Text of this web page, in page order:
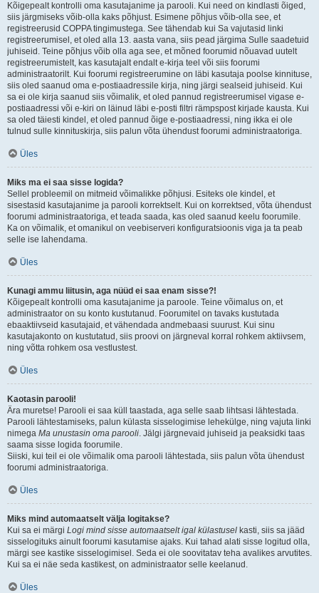
Kõigepealt kontrolli oma kasutajanime ja parooli. Kui need on kindlasti õiged,
siis järgmiseks võib-olla kaks põhjust. Esimene põhjus võib-olla see, et
registreerusid COPPA tingimustega. See tähendab kui Sa vajutasid linki
registreerumisel, et oled alla 13. aasta vana, siis pead järgima Sulle saadetuid
juhiseid. Teine põhjus võib olla aga see, et mõned foorumid nõuavad uutelt
registreerumistelt, kas kasutajalt endalt e-kirja teel või siis foorumi
administraatorilt. Kui foorumi registreerumine on läbi kasutaja poolse kinnituse,
siis oled saanud oma e-postiaadressile kirja, ning järgi sealseid juhiseid. Kui
sa ei ole kirja saanud siis võimalik, et oled pannud registreerumisel vigase e-
postiaadressi või e-kiri on läinud läbi e-posti filtri rämpspost kirjade kausta. Kui
sa oled täiesti kindel, et oled pannud õige e-postiaadressi, ning ikka ei ole
tulnud sulle kinnituskirja, siis palun võta ühendust foorumi administraatoriga.
Üles
Miks ma ei saa sisse logida?
Sellel probleemil on mitmeid võimalikke põhjusi. Esiteks ole kindel, et
sisestasid kasutajanime ja parooli korrektselt. Kui on korrektsed, võta ühendust
foorumi administraatoriga, et teada saada, kas oled saanud keelu foorumile.
Ka on võimalik, et omanikul on veebiserveri konfiguratsioonis viga ja ta peab
selle ise lahendama.
Üles
Kunagi ammu liitusin, aga nüüd ei saa enam sisse?!
Kõigepealt kontrolli oma kasutajanime ja paroole. Teine võimalus on, et
administraator on su konto kustutanud. Foorumitel on tavaks kustutada
ebaaktiivseid kasutajaid, et vähendada andmebaasi suurust. Kui sinu
kasutajakonto on kustutatud, siis proovi on järgneval korral rohkem aktiivsem,
ning võtta rohkem osa vestlustest.
Üles
Kaotasin parooli!
Ära muretse! Parooli ei saa küll taastada, aga selle saab lihtsasi lähtestada.
Parooli lähtestamiseks, palun külasta sisselogimise lehekülge, ning vajuta linki
nimega Ma unustasin oma parooli. Jälgi järgnevaid juhiseid ja peaksidki taas
saama sisse logida foorumile.
Siiski, kui teil ei ole võimalik oma parooli lähtestada, siis palun võta ühendust
foorumi administraatoriga.
Üles
Miks mind automaatselt välja logitakse?
Kui sa ei märgi Logi mind sisse automaatselt igal külastusel kasti, siis sa jääd
sisselogituks ainult foorumi kasutamise ajaks. Kui tahad alati sisse logitud olla,
märgi see kastike sisselogimisel. Seda ei ole soovitatav teha avalikes arvutites.
Kui sa ei näe seda kastikest, on administraator selle keelanud.
Üles